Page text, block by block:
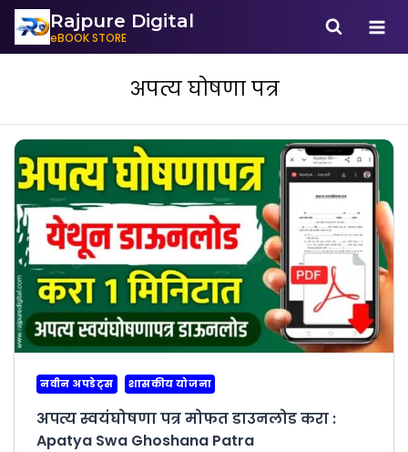
Rajpure Digital
eBOOK STORE
अपत्य घोषणा पत्र
नवीन अपडेट्स शासकीय योजना
अपत्य स्वयंघोषणा पत्र मोफत डाउनलोड करा :
Apatya Swa Ghoshana Patra